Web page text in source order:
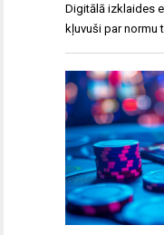
Digitālā izklaides
kļuvuši par normu